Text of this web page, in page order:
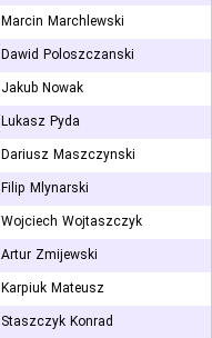
Marcin Marchlewski
Dawid Poloszczanski
Jakub Nowak
Lukasz Pyda
Dariusz Maszczynski
Filip Mlynarski
Wojciech Wojtaszczyk
Artur Zmijewski
Karpiuk Mateusz
Staszczyk Konrad